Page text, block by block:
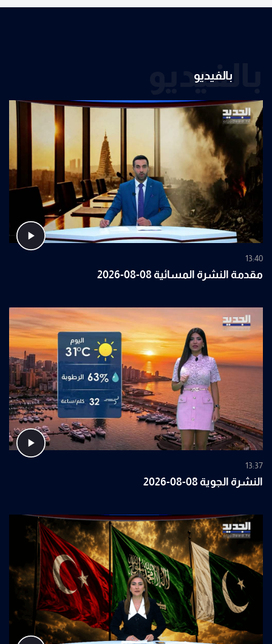
بالفيديو
بالفيديو
13:40
مقدمة النشرة المسائية 08-08-2026
13:37
النشرة الجوية 08-08-2026